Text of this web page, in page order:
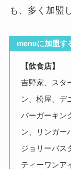
も、多く加盟
menuに加盟す
【飲食店】
吉野家、スタ
ン、松屋、デ
バーガーキン
ン、リンガー
ジョリーバス
ティーワンア